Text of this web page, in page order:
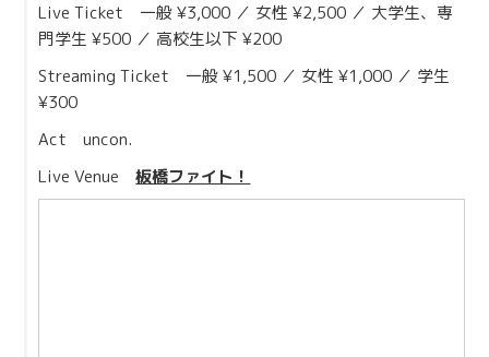
Live Ticket 一般 ¥3,000 ／ 女性 ¥2,500 ／ 大学生、専
門学生 ¥500 ／ 高校生以下 ¥200
Streaming Ticket 一般 ¥1,500 ／ 女性 ¥1,000 ／ 学生
¥300
Act uncon.
Live Venue板橋ファイト！